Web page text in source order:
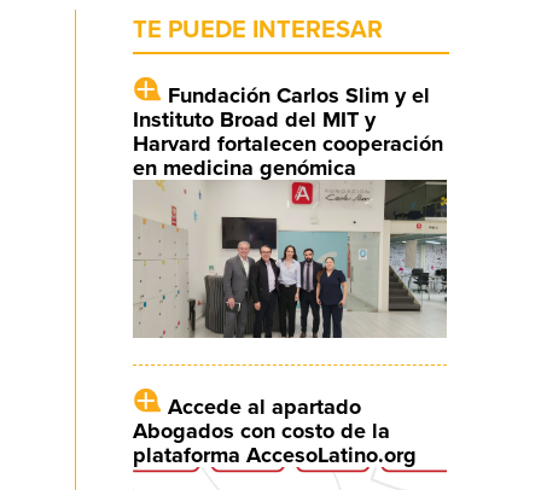
TE PUEDE INTERESAR
Fundación Carlos Slim y el
Instituto Broad del MIT y
Harvard fortalecen cooperación
en medicina genómica
Accede al apartado
Abogados con costo de la
plataforma AccesoLatino.org